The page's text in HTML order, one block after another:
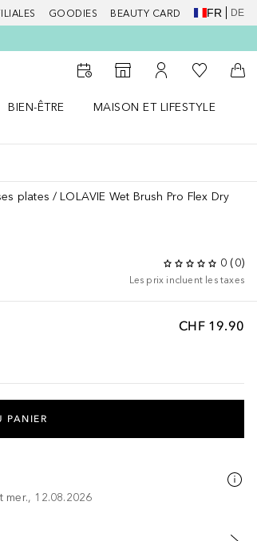
GOODIES BEAUTY CARD FR DE
Vers le Storefinder
Vers Mon Compte
Vers Ma
BIEN-ÊTRE
MAISON ET LIFESTYLE
plates LOLAVIE Wet Brush Pro Flex Dry
0 (0)
Les prix incluent les taxes
CHF 19.90
PANIER
mer., 12.08.2026